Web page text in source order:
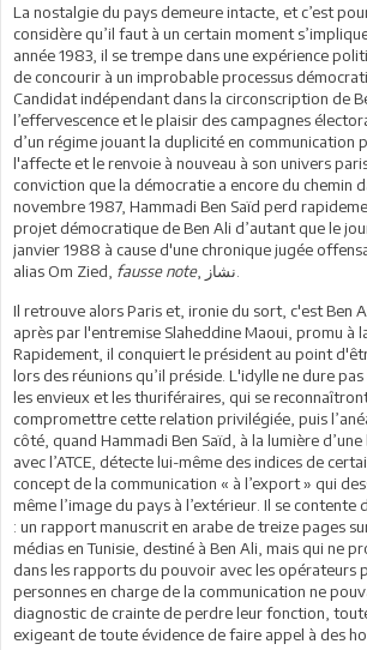
La nostalgie du pays demeure intacte, et c’est
considère qu’il faut à un certain moment
année 1983, il se trempe dans une expérience
de concourir à un improbable processus
Candidat indépendant dans la circonscription de
l’effervescence et le plaisir des campagnes
d’un régime jouant la duplicité en communication
l'affecte et le renvoie à nouveau à son univers
conviction que la démocratie a encore du chemin
novembre 1987, Hammadi Ben Saïd perd
projet démocratique de Ben Ali d’autant que le
janvier 1988 à cause d'une chronique jugée
alias Om Zied, fausse note
Il retrouve alors Paris et, ironie du sort, c'est Ben
après par l'entremise Slaheddine Maoui, promu à la
Rapidement, il conquiert le président au point
lors des réunions qu’il préside. L'idylle ne dure
les envieux et les thuriféraires, qui se
compromettre cette relation privilégiée, puis
côté, quand Hammadi Ben Saïd, à la lumière
avec l’ATCE, détecte lui-même des indices de
concept de la communication « à l’export » qui
même l’image du pays à l’extérieur. Il se contente
: un rapport manuscrit en arabe de treize pages
médias en Tunisie, destiné à Ben Ali, mais qui ne
dans les rapports du pouvoir avec les opérateurs
personnes en charge de la communication ne
diagnostic de crainte de perdre leur fonction,
exigeant de toute évidence de faire appel à des